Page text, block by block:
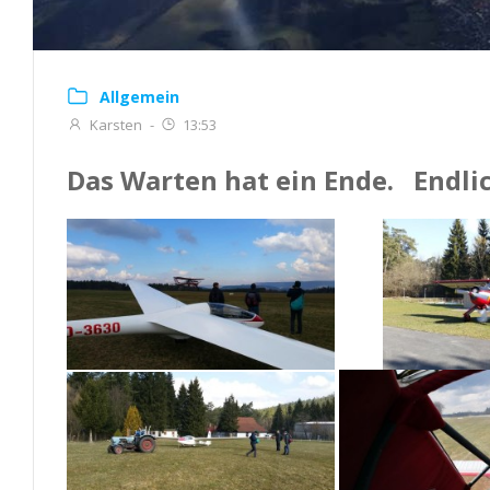
Allgemein
Karsten - 13:53
Das Warten hat ein Ende.